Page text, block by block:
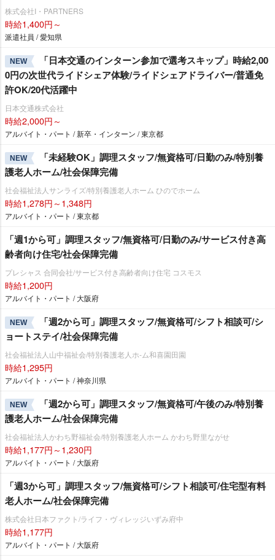
株式会社I・PARTNERS
時給1,400円～
派遣社員 / 愛知県
NEW
「日本交通のインターン参加で選考スキップ」時給2,00
0円の次世代ライドシェア体験/ライドシェアドライバー/普通免
許OK/20代活躍中
日本交通株式会社
時給2,000円～
アルバイト・パート / 新卒・インターン / 東京都
NEW
「未経験OK」調理スタッフ/無資格可/日勤のみ/特別養
護老人ホーム/社会保障完備
社会福祉法人サンライズ/特別養護老人ホーム ひのでホーム
時給1,278円～1,348円
アルバイト・パート / 東京都
「週1から可」調理スタッフ/無資格可/日勤のみ/サービス付き高
齢者向け住宅/社会保障完備
プレシャス 合同会社/サービス付き高齢者向け住宅 コスモス
時給1,200円
アルバイト・パート / 大阪府
NEW
「週2から可」調理スタッフ/無資格可/シフト相談可/シ
ョートステイ/社会保障完備
社会福祉法人山中福祉会/特別養護老人ホ-ム和喜園田園
時給1,295円
アルバイト・パート / 神奈川県
NEW
「週2から可」調理スタッフ/無資格可/午後のみ/特別養
護老人ホーム/社会保障完備
社会福祉法人かわち野福祉会/特別養護老人ホーム かわち野里ながせ
時給1,177円～1,230円
アルバイト・パート / 大阪府
「週3から可」調理スタッフ/無資格可/シフト相談可/住宅型有料
老人ホーム/社会保障完備
株式会社日本ファクト/ライフ・ヴィレッジいずみ府中
時給1,177円
アルバイト・パート / 大阪府